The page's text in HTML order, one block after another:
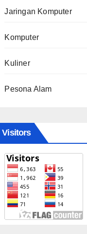
Jaringan Komputer
Komputer
Kuliner
Pesona Alam
Visitors